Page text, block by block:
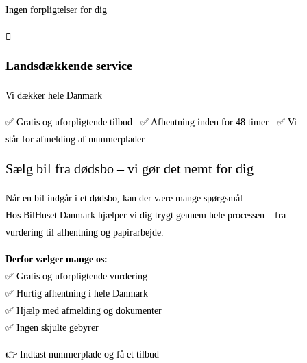
Ingen forpligtelser for dig
Landsdækkende service
Vi dækker hele Danmark
✅ Gratis og uforpligtende tilbud ✅ Afhentning inden for 48 timer ✅ Vi
står for afmelding af nummerplader
Sælg bil fra dødsbo – vi gør det nemt for dig
Når en bil indgår i et dødsbo, kan der være mange spørgsmål.
Hos BilHuset Danmark hjælper vi dig trygt gennem hele processen – fra
vurdering til afhentning og papirarbejde.
Derfor vælger mange os:
✅ Gratis og uforpligtende vurdering
✅ Hurtig afhentning i hele Danmark
✅ Hjælp med afmelding og dokumenter
✅ Ingen skjulte gebyrer
👉 Indtast nummerplade og få et tilbud